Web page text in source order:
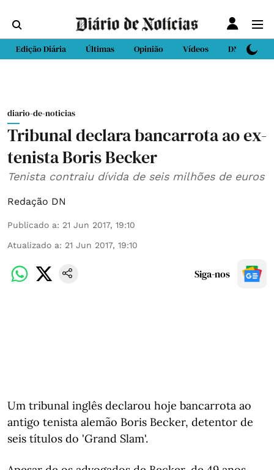
Edição Diária Últimas Opinião Vídeos DN Sport
diario-de-noticias
Tribunal declara bancarrota ao ex-
tenista Boris Becker
Tenista contraiu dívida de seis milhões de euros
Redação DN
Publicado a: 21 Jun 2017, 19:10
Atualizado a: 21 Jun 2017, 19:10
Siga-nos
Um tribunal inglês declarou hoje bancarrota ao
antigo tenista alemão Boris Becker, detentor de
seis títulos do 'Grand Slam'.